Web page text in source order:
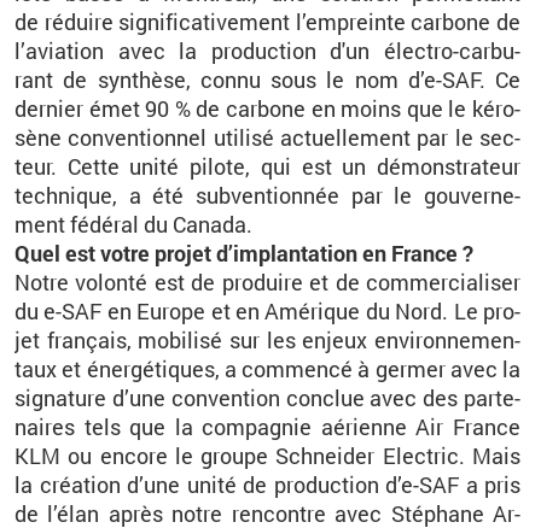
de ré­duire si­gni­fi­ca­ti­ve­ment l’em­preinte car­bone de
l’avia­tion avec la pro­duc­tion d'un élec­tro-car­bu­
rant de syn­thèse, connu sous le nom d’e-SAF. Ce
der­nier émet 90 % de car­bone en moins que le ké­ro­
sène conven­tion­nel uti­lisé ac­tuel­le­ment par le sec­
teur. Cette unité pi­lote, qui est un dé­mons­tra­teur
tech­nique, a été sub­ven­tion­née par le gou­ver­ne­
ment fé­dé­ral du Ca­nada.
Quel est votre pro­jet d’im­plan­ta­tion en France ?
Notre vo­lonté est de pro­duire et de com­mer­cia­li­ser
du e-SAF en Eu­rope et en Amé­rique du Nord. Le pro­
jet fran­çais, mo­bi­lisé sur les en­jeux en­vi­ron­ne­men­
taux et éner­gé­tiques, a com­mencé à ger­mer avec la
si­gna­ture d’une conven­tion conclue avec des par­te­
naires tels que la com­pa­gnie aé­rienne Air France
KLM ou en­core le groupe Schnei­der Elec­tric. Mais
la créa­tion d’une unité de pro­duc­tion d’e-SAF a pris
de l’élan après notre ren­contre avec Sté­phane Ar­